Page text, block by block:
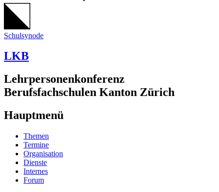
Schulsynode
LKB
Lehrpersonenkonferenz
Berufsfachschulen Kanton Zürich
Hauptmenü
Themen
Termine
Organisation
Dienste
Internes
Forum